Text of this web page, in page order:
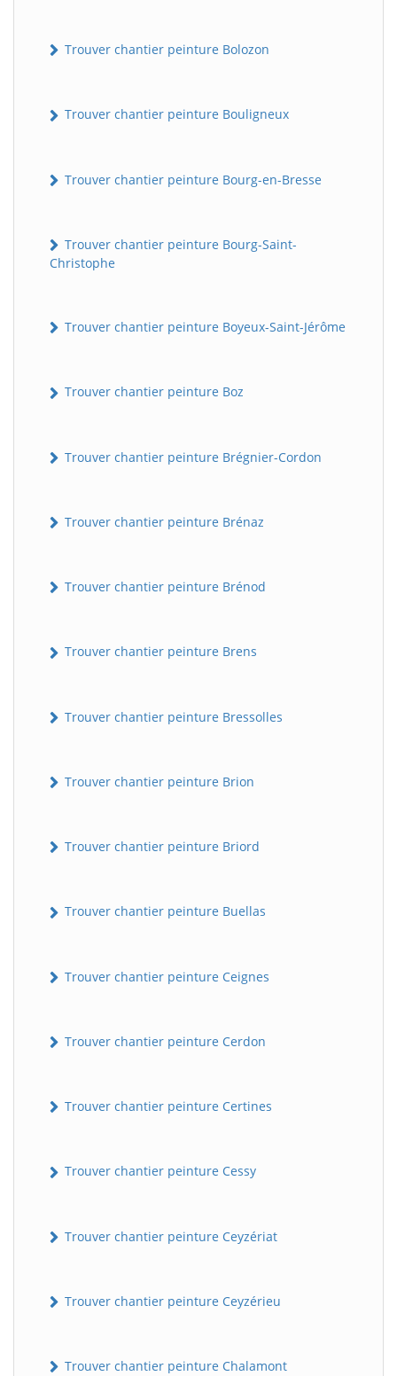
Trouver chantier peinture Bolozon
Trouver chantier peinture Bouligneux
Trouver chantier peinture Bourg-en-Bresse
Trouver chantier peinture Bourg-Saint-
Christophe
Trouver chantier peinture Boyeux-Saint-Jérôme
Trouver chantier peinture Boz
Trouver chantier peinture Brégnier-Cordon
Trouver chantier peinture Brénaz
Trouver chantier peinture Brénod
Trouver chantier peinture Brens
Trouver chantier peinture Bressolles
Trouver chantier peinture Brion
Trouver chantier peinture Briord
Trouver chantier peinture Buellas
Trouver chantier peinture Ceignes
Trouver chantier peinture Cerdon
Trouver chantier peinture Certines
Trouver chantier peinture Cessy
Trouver chantier peinture Ceyzériat
Trouver chantier peinture Ceyzérieu
Trouver chantier peinture Chalamont